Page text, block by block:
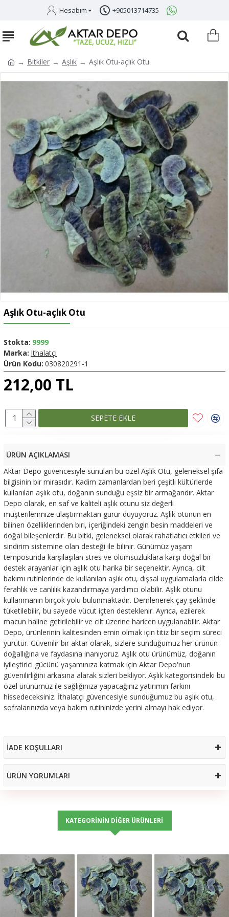
Hesabım +905013714735
Bitkiler Aşlık Aşlık Otu-açlık Otu
Aşlık Otu-açlık Otu
212,00 TL
Stokta: 9999
Marka: Ithalatçi
Ürün Kodu: 030820291-1
SEPETE EKLE
ÜRÜN AÇIKLAMASI
Aktar Depo güvencesiyle sunulan bu özel Aşlık Otu, geleneksel şifa
bilgisinin bir mirasıdır. Kadim zamanlardan beri çeşitli kültürlerde
kullanılan aşlık otu, doğanın sunduğu eşsiz bir armağandır. Aktar
Depo olarak, en saf ve kaliteli aşlık otunu siz değerli
müşterilerimize ulaştırmaktan gurur duyuyoruz. Aşlık otunun en
bilinen özelliklerinden biri, içeriğindeki zengin besin maddeleri ve
doğal bileşenlerdir. Bu bitki, geleneksel olarak rahatlatıcı etkileri ve
sindirim sistemine olan desteği ile bilinir. Günümüz yaşam
temposunda karşılaşılan stres ve olumsuzluklara karşı doğal bir
destek arayanlar için aşlık otu harika bir seçenektir. Ayrıca, cilt
bakımı rutinlerinde de kullanılan aşlık otu, dışsal uygulamalarla cilde
ferahlık ve canlılık kazandırmaya yardımcı olabilir. Aşlık otunu
kullanmanın birçok yolu bulunmaktadır. Demlenerek çay şeklinde
tüketilebilir, bu sayede vücut içten desteklenir. Ayrıca, ezilerek
macun haline getirilebilir ve cilt üzerine haricen uygulanabilir. Aktar
Depo, ürünlerinin kalitesinden emin olmak için titiz bir seçim süreci
yürütür. Güvenilir bir aktar olarak, sizlere sunduğumuz her ürünün
doğallığına ve faydasına inanıyoruz. Aşlık otu ürünümüz, doğanın
iyileştirici gücünü yaşamınıza katmak için Aktar Depo'nun
güvenilirliğini arkasına alarak sizleri bekliyor. Aşlık kategorisindeki bu
özel ürünümüz ile sağlığınıza yapacağınız yatırımın farkını
hissedeceksiniz. İthalatçı güvencesiyle sunduğumuz bu aşlık otu,
sofralarınızda veya bakım rutininizde yerini almayı hak ediyor.
İADE KOŞULLARI
ÜRÜN YORUMLARI
KATEGORININ DIĞER ÜRÜNLERI